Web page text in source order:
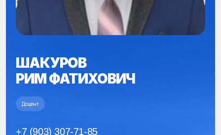
ШАКУРОВ
РИМ ФАТИХОВИЧ
Доцент
+7 (903) 307-71-85